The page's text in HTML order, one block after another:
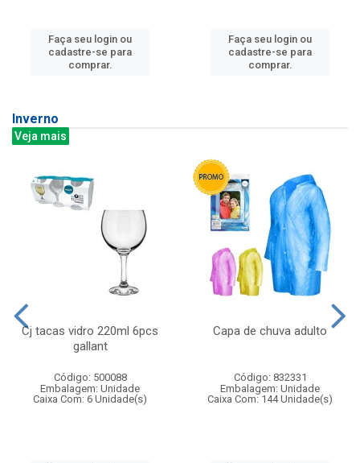
Faça seu login ou
cadastre-se para
comprar.
Faça seu login ou
cadastre-se para
comprar.
Inverno
Veja mais
Cj tacas vidro 220ml 6pcs
gallant
Código: 500088
Embalagem: Unidade
Caixa Com: 6 Unidade(s)
Capa de chuva adulto
Código: 832331
Embalagem: Unidade
Caixa Com: 144 Unidade(s)